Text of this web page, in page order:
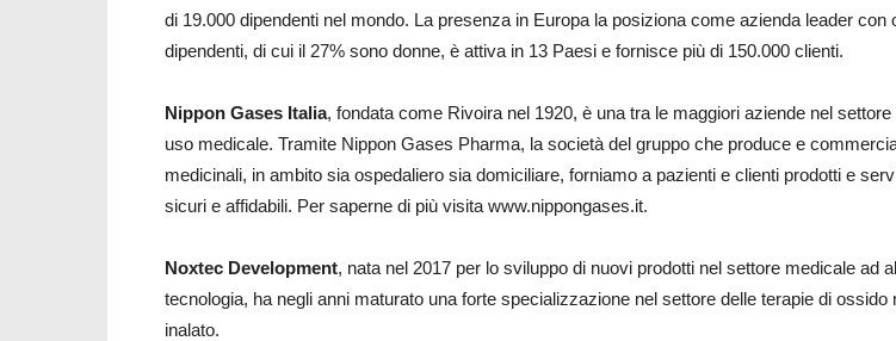
di 19.000 dipendenti nel mondo. La presenza in Europa la posiziona come azienda leader con
dipendenti, di cui il 27% sono donne, è attiva in 13 Paesi e fornisce più di 150.000 clienti.
Nippon Gases Italia, fondata come Rivoira nel 1920, è una tra le maggiori aziende nel settore
uso medicale. Tramite Nippon Gases Pharma, la società del gruppo che produce e
medicinali, in ambito sia ospedaliero sia domiciliare, forniamo a pazienti e clienti prodotti e
sicuri e affidabili. Per saperne di più visita www.nippongases.it.
Noxtec Development, nata nel 2017 per lo sviluppo di nuovi prodotti nel settore medicale ad
tecnologia, ha negli anni maturato una forte specializzazione nel settore delle terapie di ossido
inalato.